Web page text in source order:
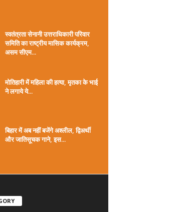
स्वतंत्रता सेनानी उत्तराधिकारी परिवार
समिति का राष्ट्रीय मासिक कार्यक्रम,
असम सीएम...
मोतिहारी में महिला की हत्या, मृतका के भाई
ने लगाये ये...
बिहार में अब नहीं बजेंगे अश्लील, द्विअर्थी
और जातिसूचक गाने, इस...